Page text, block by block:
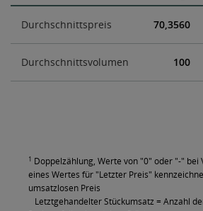
Durchschnittspreis 70,3560
Durchschnittsvolumen 100
1 Doppelzählung, Werte von "0" oder "-" bei
eines Wertes für "Letzter Preis"
umsatzlosen Preis
Letztgehandelter Stückumsatz = Anzahl